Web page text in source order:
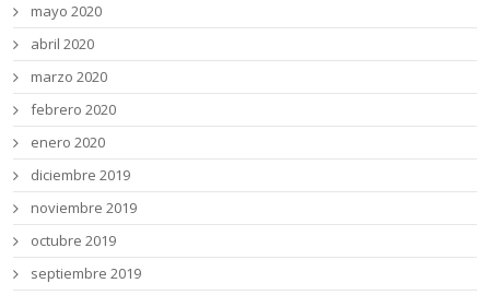
mayo 2020
abril 2020
marzo 2020
febrero 2020
enero 2020
diciembre 2019
noviembre 2019
octubre 2019
septiembre 2019